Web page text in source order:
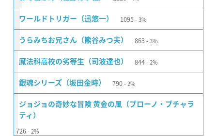
ワールドトリガー（迅悠一） 1095 3%
うらみちお兄さん（熊谷みつ夫） 863 3%
魔法科高校の劣等生（司波達也） 844 2%
銀魂シリーズ（坂田金時） 790 2%
ジョジョの奇妙な冒険 黄金の風（ブローノ・ブチャラ
ティ）
726 2%